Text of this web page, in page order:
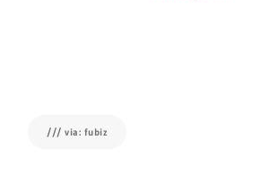
/// via: fubiz